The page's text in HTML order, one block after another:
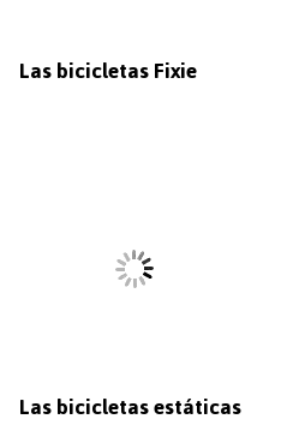
Las bicicletas Fixie
Las bicicletas estáticas